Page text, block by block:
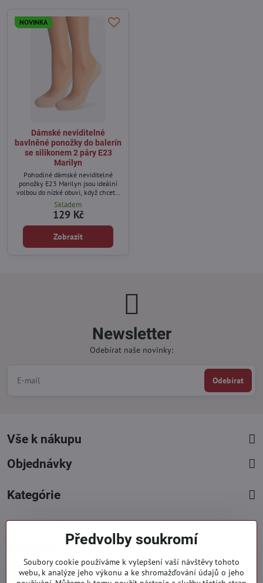
NOVINKA
Dámské neviditelné
bavlněné ponožky do balerín
se silikonem 2 páry E23
Marilyn
Pohodlné dámské neviditelné
ponožky E23 Marilyn jsou ideální
volbou do nízké obuvi, když chcete,
aby ponožky zůstaly skryté a
zároveň poskytovaly maximální
pohodlí po celý den.
Skladem
129 Kč
Zobrazit
Newsletter
Odebírat naše novinky:
Odebírat
Vše k nákupu
Objednávky
Kategórie
+421 919 060 751
Předvolby soukromí
Soubory cookie používáme k vylepšení vaší návštěvy tohoto
webu, k analýze jeho výkonu a ke shromažďování údajů o jeho